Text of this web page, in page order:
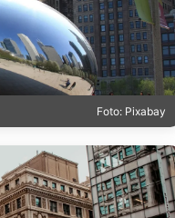
Foto: Pixabay